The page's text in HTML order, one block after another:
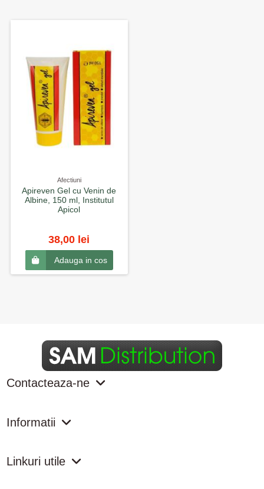
Afectiuni
Apireven Gel cu Venin de
Albine, 150 ml, Institutul
Apicol
38,00 lei
Adauga in cos
Contacteaza-ne
Informatii
Linkuri utile